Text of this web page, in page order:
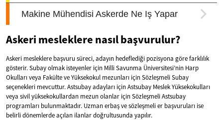
Askeri mesleklere nasıl başvurulur?
Askeri mesleklere başvuru süreci, adayın hedeflediği pozisyona göre farklılık
gösterir. Subay olmak isteyenler için Milli Savunma Üniversitesi’nin Harp
Okulları veya Fakülte ve Yüksekokul mezunları için Sözleşmeli Subay
seçenekleri mevcuttur. Astsubay adayları için Astsubay Meslek Yüksekokulları
veya sivil yüksekokullardan mezun olanlar için Sözleşmeli Astsubay
programları bulunmaktadır. Uzman erbaş ve sözleşmeli er başvuruları ise
belirli dönemlerde açılan ilanlar doğrultusunda yapılır.